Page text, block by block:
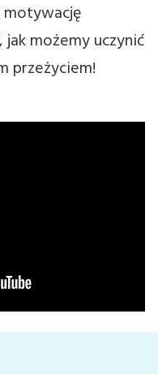
jak możemy uczynić
przeżyciem!